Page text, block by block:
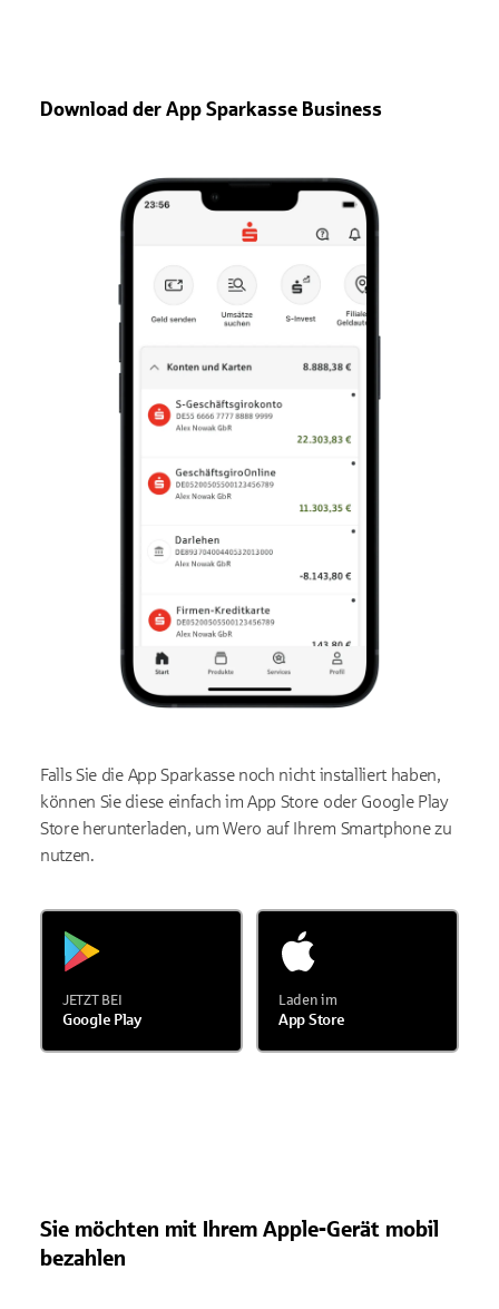
Download der App Sparkasse Business
Falls Sie die App Sparkasse noch nicht installiert haben,
können Sie diese einfach im App Store oder Google Play
Store herunterladen, um Wero auf Ihrem Smartphone zu
nutzen.
JETZT BEI
Google Play
Laden im
App Store
Sie möchten mit Ihrem Apple-Gerät mobil
bezahlen